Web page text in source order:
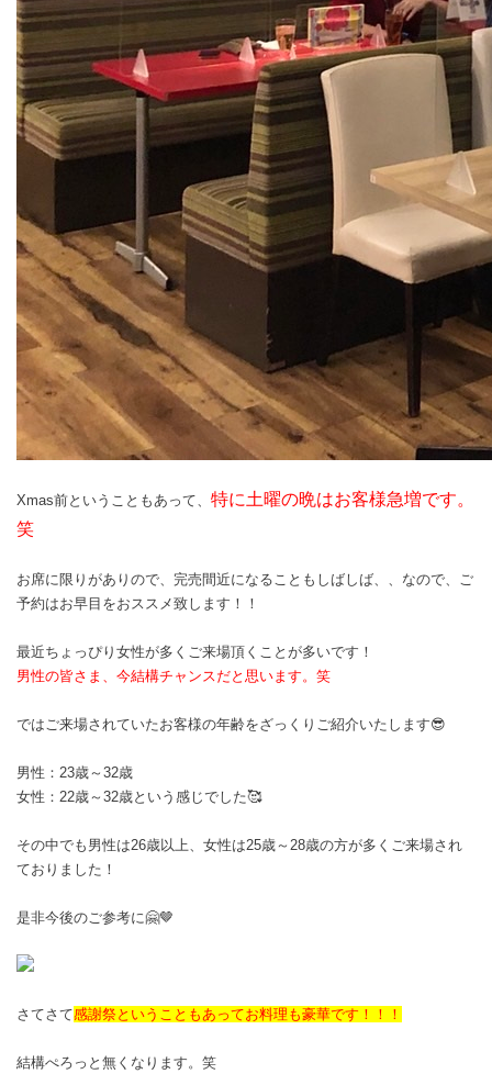
Xmas前ということもあって、 特に土曜の晩はお客様急増です。
笑
お席に限りがありので、完売間近になることもしばしば、、なので、ご
予約はお早目をおススメ致します！！
最近ちょっぴり女性が多くご来場頂くことが多いです！
男性の皆さま、今結構チャンスだと思います。笑
ではご来場されていたお客様の年齢をざっくりご紹介いたします😎
男性：23歳～32歳
女性：22歳～32歳という感じでした🥰
その中でも 男性は26歳以上、女性は25歳～28歳の方が多くご来場され
ておりました！
是非今後のご参考に🤗🤎
さてさて感謝祭ということもあってお料理も豪華です！！！
結構ぺろっと無くなります。笑